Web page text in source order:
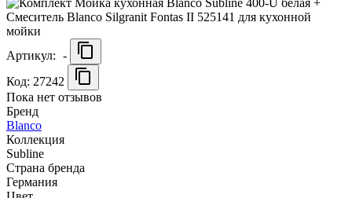
Артикул: -
Код: 27242
Пока нет отзывов
Бренд
Blanco
Коллекция
Subline
Страна бренда
Германия